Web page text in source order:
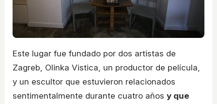
Este lugar fue fundado por dos artistas de
Zagreb, Olinka Vistica, un productor de película,
y un escultor que estuvieron relacionados
sentimentalmente durante cuatro años y que